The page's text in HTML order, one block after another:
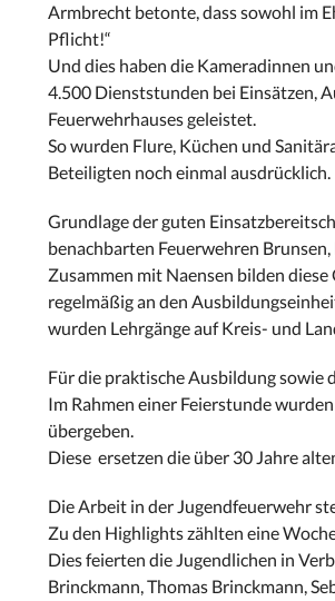
Armbrecht betonte, dass sowohl im
Pflicht!“
Und dies haben die Kameradinnen
4.500 Dienststunden bei Einsätzen,
Feuerwehrhauses geleistet.
So wurden Flure, Küchen und
Beteiligten noch einmal ausdrücklich.
Grundlage der guten
benachbarten Feuerwehren
Zusammen mit Naensen bilden
regelmäßig an den
wurden Lehrgänge auf Kreis- und
Für die praktische Ausbildung sowie
Im Rahmen einer Feierstunde
übergeben.
Diese ersetzen die über 30 Jahre
Die Arbeit in der Jugendfeuerwehr
Zu den Highlights zählten eine
Dies feierten die Jugendlichen in
Brinckmann, Thomas Brinckmann,